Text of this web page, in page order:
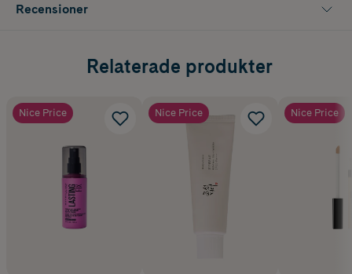
Recensioner
Relaterade produkter
Nice Price Nice Price Nice Price